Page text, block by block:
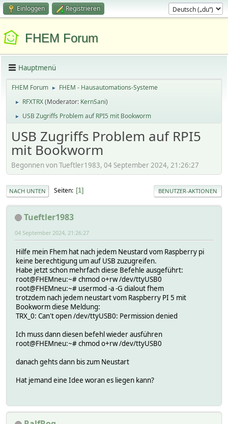
Einloggen Registrieren
FHEM Forum
Hauptmenü
FHEM Forum ► FHEM - Hausautomations-Systeme
► RFXTRX(Moderator: KernSani)
► USB Zugriffs Problem auf RPI5 mit Bookworm
USB Zugriffs Problem auf RPI5
mit Bookworm
Begonnen von Tueftler1983, 04 September 2024, 21:26:27
NACH UNTEN Seiten 1 BENUTZER-AKTIONEN
Tueftler1983
04 September 2024, 21:26:27
Hilfe mein Fhem hat nach jedem Neustard vom Raspberry pi
keine berechtigung um auf USB zuzugreifen.
Habe jetzt schon mehrfach diese Befehle ausgeführt:
root@FHEMneu:~# chmod o+rw /dev/ttyUSB0
root@FHEMneu:~# usermod -a -G dialout fhem
trotzdem nach jedem neustart vom Raspberry PI 5 mit
Bookworm diese Meldung:
TRX_0: Can't open /dev/ttyUSB0: Permission denied
Ich muss dann diesen befehl wieder ausführen
root@FHEMneu:~# chmod o+rw /dev/ttyUSB0
danach gehts dann bis zum Neustart
Hat jemand eine Idee woran es liegen kann?